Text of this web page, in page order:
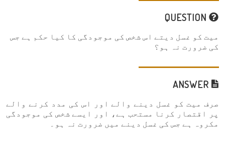
میت کو غسل دیتے اس شخص کی موجودگی کا کیا حکم ہے جس
کی ضرورت نہ ہو؟
صرف میت کو غسل دینے والے اور اس کی مدد کرنے والے
پر اقتصار کرنا مستحب ہے، اور ایسے شخص کی موجودگی
مکروہ ہے جس کی غسل دینے میں ضرورت نہ ہو۔